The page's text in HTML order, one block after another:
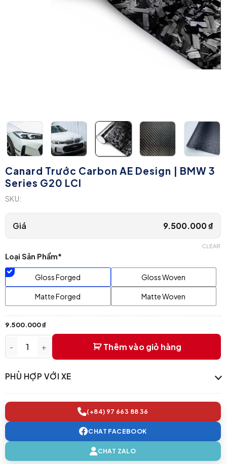
Canard Trước Carbon AE Design | BMW 3
Series G20 LCI
SKU:
Giá 9.500.000₫
Loại Sản Phẩm*
Gloss Forged Gloss Woven
Matte Forged Matte Woven
CLEAR
9.500.000₫
Canard trước carbon AE Design | BMW 3 series G20 LCI
Thêm vào giỏ hàng
PHÙ HỢP VỚI XE
(+84) 97 663 88 36
CHAT FACEBOOK
CHAT ZALO